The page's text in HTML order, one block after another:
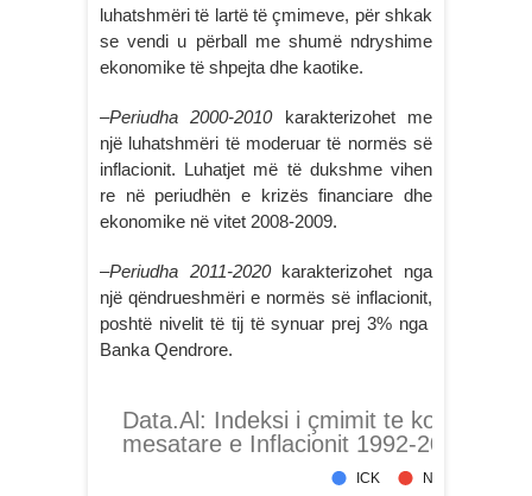
luhatshmëri të lartë të çmimeve, për shkak
se vendi u përball me shumë ndryshime
ekonomike të shpejta dhe kaotike.
–Periudha 2000-2010karakterizohet me
një luhatshmëri të moderuar të normës së
inflacionit. Luhatjet më të dukshme vihen
re në periudhën e krizës financiare dhe
ekonomike në vitet 2008-2009.
–Periudha 2011-2020karakterizohet nga
një qëndrueshmëri e normës së inflacionit,
poshtë nivelit të tij të synuar prej 3% nga
Banka Qendrore.